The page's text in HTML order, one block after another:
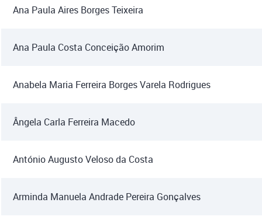
Ana Paula Aires Borges Teixeira
Ana Paula Costa Conceição Amorim
Anabela Maria Ferreira Borges Varela Rodrigues
Ângela Carla Ferreira Macedo
António Augusto Veloso da Costa
Arminda Manuela Andrade Pereira Gonçalves